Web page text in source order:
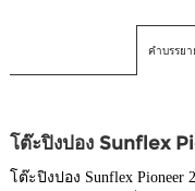
คำบรรย
โต๊ะปิงปอง Sunflex
โต๊ะปิงปอง Sunflex